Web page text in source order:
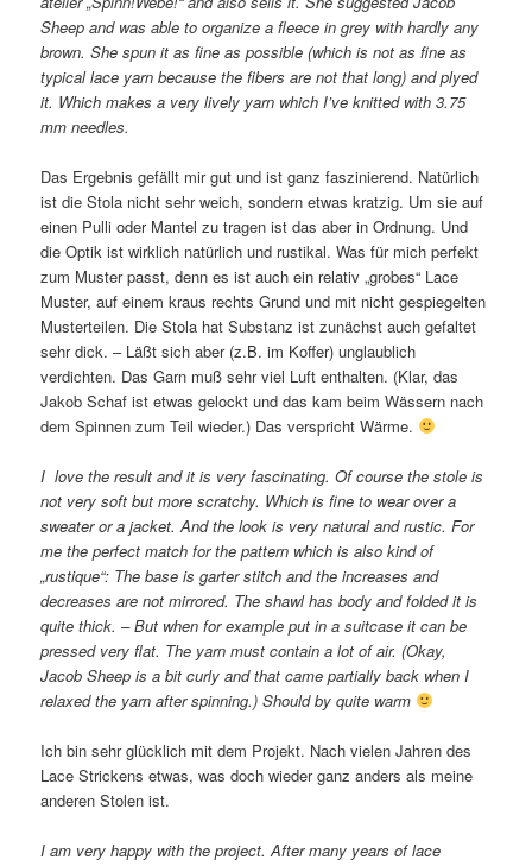
Sheep and was able to organize a fleece in grey with hardly any
brown. She spun it as fine as possible (which is not as fine as
typical lace yarn because the fibers are not that long) and plyed
it. Which makes a very lively yarn which I’ve knitted with 3.75
mm needles.
Das Ergebnis gefällt mir gut und ist ganz faszinierend. Natürlich
ist die Stola nicht sehr weich, sondern etwas kratzig. Um sie auf
einen Pulli oder Mantel zu tragen ist das aber in Ordnung. Und
die Optik ist wirklich natürlich und rustikal. Was für mich perfekt
zum Muster passt, denn es ist auch ein relativ „grobes“ Lace
Muster, auf einem kraus rechts Grund und mit nicht gespiegelten
Musterteilen. Die Stola hat Substanz ist zunächst auch gefaltet
sehr dick. – Läßt sich aber (z.B. im Koffer) unglaublich
verdichten. Das Garn muß sehr viel Luft enthalten. (Klar, das
Jakob Schaf ist etwas gelockt und das kam beim Wässern nach
dem Spinnen zum Teil wieder.) Das verspricht Wärme.
I love the result and it is very fascinating. Of course the stole is
not very soft but more scratchy. Which is fine to wear over a
sweater or a jacket. And the look is very natural and rustic. For
me the perfect match for the pattern which is also kind of
„rustique“: The base is garter stitch and the increases and
decreases are not mirrored. The shawl has body and folded it is
quite thick. – But when for example put in a suitcase it can be
pressed very flat. The yarn must contain a lot of air. (Okay,
Jacob Sheep is a bit curly and that came partially back when I
relaxed the yarn after spinning.) Should by quite warm
Ich bin sehr glücklich mit dem Projekt. Nach vielen Jahren des
Lace Strickens etwas, was doch wieder ganz anders als meine
anderen Stolen ist.
I am very happy with the project. After many years of lace